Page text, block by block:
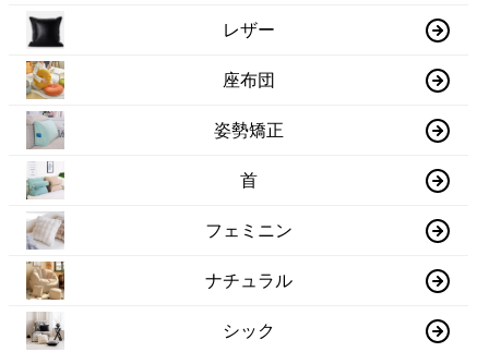
レザー
座布団
姿勢矯正
首
フェミニン
ナチュラル
シック